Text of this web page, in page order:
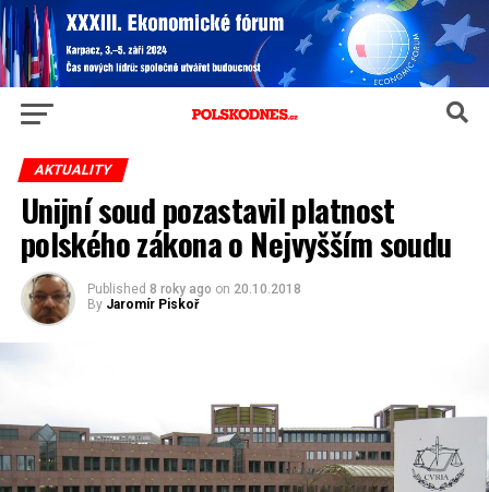
AKTUALITY
Unijní soud pozastavil platnost
polského zákona o Nejvyšším soudu
Published 8 roky ago on 20.10.2018
By Jaromír Piskoř